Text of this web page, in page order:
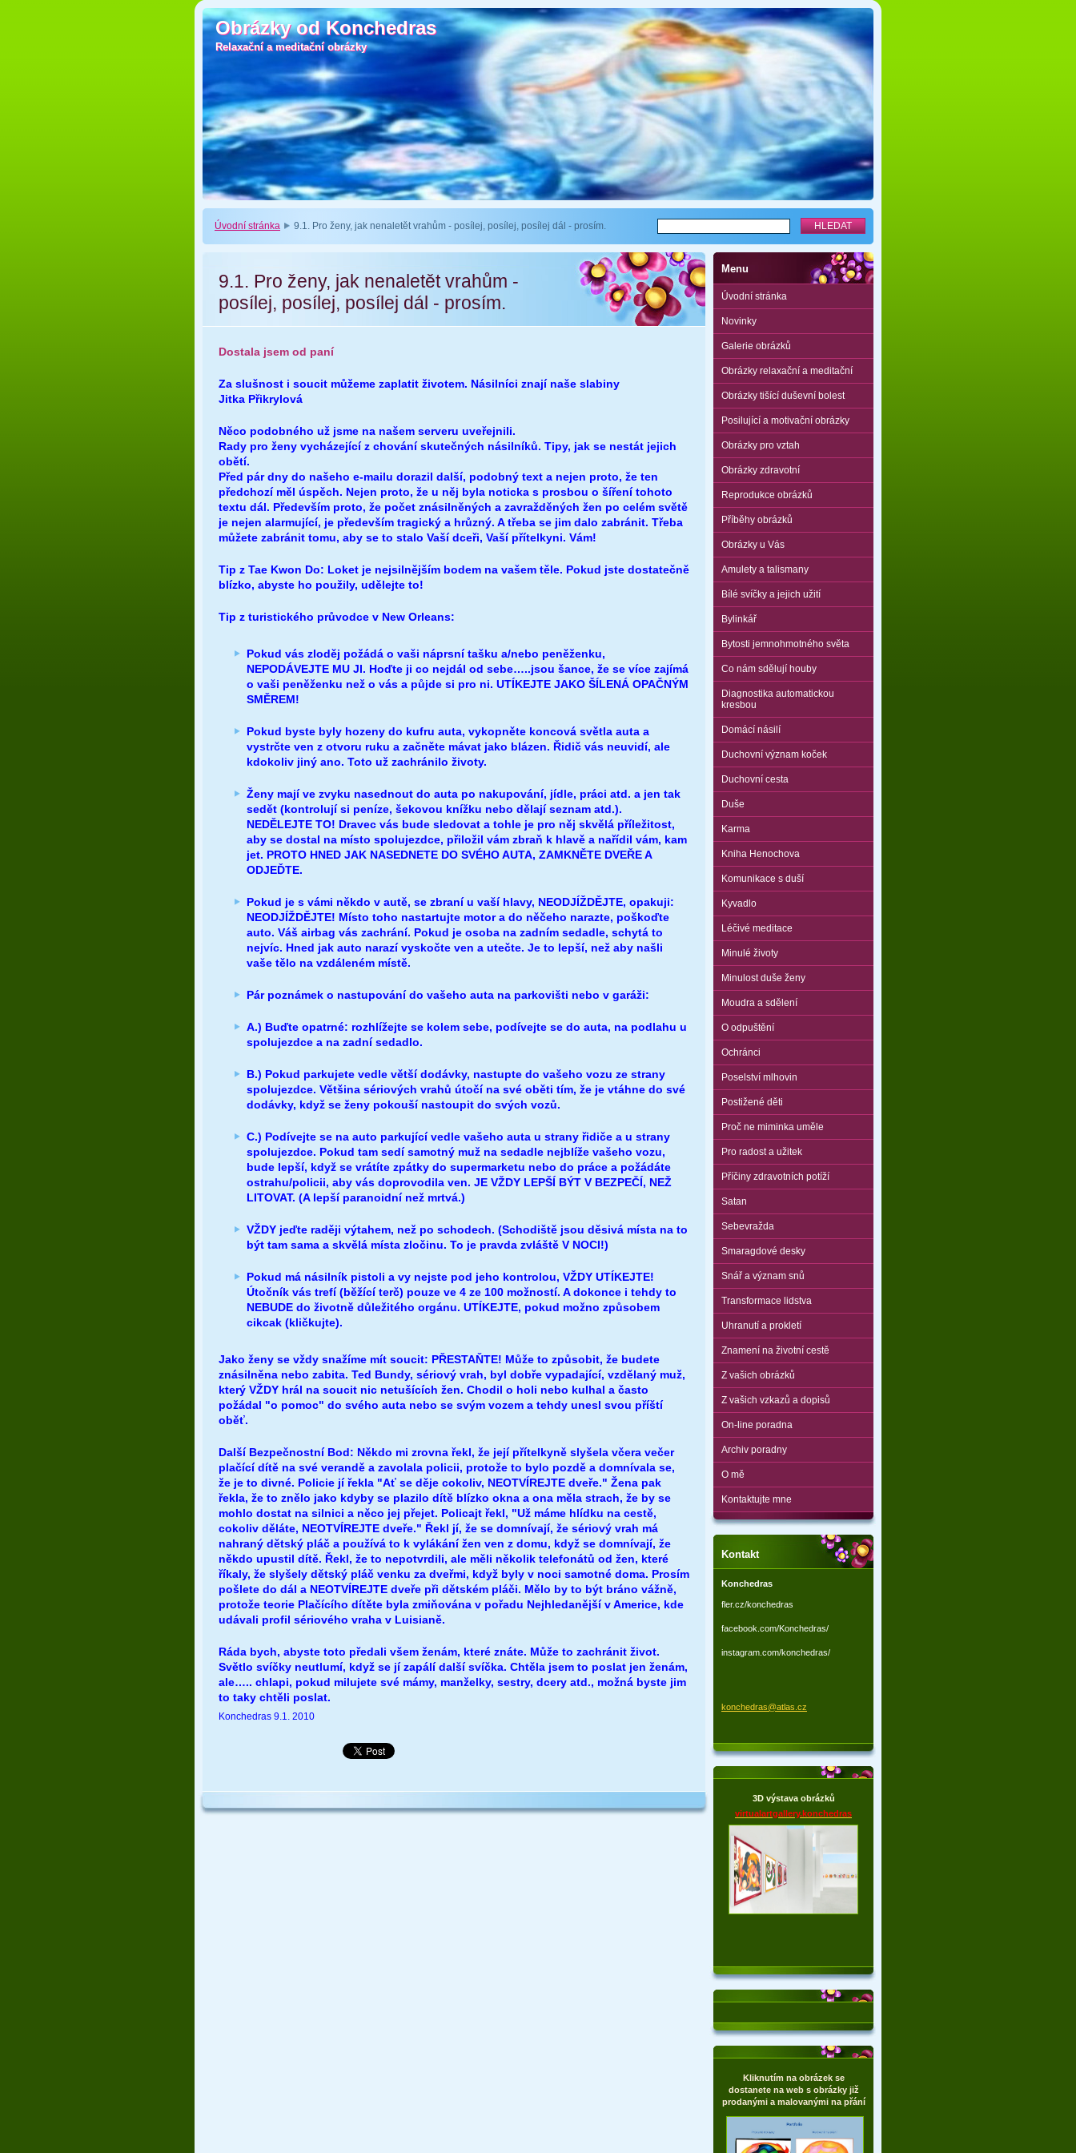
Obrázky od Konchedras
Obrázky od Konchedras
Relaxační a meditační obrázky
Relaxační a meditační obrázky
Úvodní stránka 9.1. Pro ženy, jak nenaletět vrahům - posílej, posílej, posílej dál - prosím.
9.1. Pro ženy, jak nenaletět vrahům -
posílej, posílej, posílej dál - prosím.
Dostala jsem od paní
Za slušnost i soucit můžeme zaplatit životem. Násilníci znají naše slabiny
Jitka Přikrylová
Něco podobného už jsme na našem serveru uveřejnili.
Rady pro ženy vycházející z chování skutečných násilníků. Tipy, jak se nestát jejich
obětí.
Před pár dny do našeho e-mailu dorazil další, podobný text a nejen proto, že ten
předchozí měl úspěch. Nejen proto, že u něj byla noticka s prosbou o šíření tohoto
textu dál. Především proto, že počet znásilněných a zavražděných žen po celém světě
je nejen alarmující, je především tragický a hrůzný. A třeba se jim dalo zabránit. Třeba
můžete zabránit tomu, aby se to stalo Vaší dceři, Vaší přítelkyni. Vám!
Tip z Tae Kwon Do: Loket je nejsilnějším bodem na vašem těle. Pokud jste dostatečně
blízko, abyste ho použily, udělejte to!
Tip z turistického průvodce v New Orleans:
Pokud vás zloděj požádá o vaši náprsní tašku a/nebo peněženku,
NEPODÁVEJTE MU JI. Hoďte ji co nejdál od sebe…..jsou šance, že se více zajímá
o vaši peněženku než o vás a půjde si pro ni. UTÍKEJTE JAKO ŠÍLENÁ OPAČNÝM
SMĚREM!
Pokud byste byly hozeny do kufru auta, vykopněte koncová světla auta a
vystrčte ven z otvoru ruku a začněte mávat jako blázen. Řidič vás neuvidí, ale
kdokoliv jiný ano. Toto už zachránilo životy.
Ženy mají ve zvyku nasednout do auta po nakupování, jídle, práci atd. a jen tak
sedět (kontrolují si peníze, šekovou knížku nebo dělají seznam atd.).
NEDĚLEJTE TO! Dravec vás bude sledovat a tohle je pro něj skvělá příležitost,
aby se dostal na místo spolujezdce, přiložil vám zbraň k hlavě a nařídil vám, kam
jet. PROTO HNED JAK NASEDNETE DO SVÉHO AUTA, ZAMKNĚTE DVEŘE A
ODJEĎTE.
Pokud je s vámi někdo v autě, se zbraní u vaší hlavy, NEODJÍŽDĚJTE, opakuji:
NEODJÍŽDĚJTE! Místo toho nastartujte motor a do něčeho narazte, poškoďte
auto. Váš airbag vás zachrání. Pokud je osoba na zadním sedadle, schytá to
nejvíc. Hned jak auto narazí vyskočte ven a utečte. Je to lepší, než aby našli
vaše tělo na vzdáleném místě.
Pár poznámek o nastupování do vašeho auta na parkovišti nebo v garáži:
A.) Buďte opatrné: rozhlížejte se kolem sebe, podívejte se do auta, na podlahu u
spolujezdce a na zadní sedadlo.
B.) Pokud parkujete vedle větší dodávky, nastupte do vašeho vozu ze strany
spolujezdce. Většina sériových vrahů útočí na své oběti tím, že je vtáhne do své
dodávky, když se ženy pokouší nastoupit do svých vozů.
C.) Podívejte se na auto parkující vedle vašeho auta u strany řidiče a u strany
spolujezdce. Pokud tam sedí samotný muž na sedadle nejblíže vašeho vozu,
bude lepší, když se vrátíte zpátky do supermarketu nebo do práce a požádáte
ostrahu/policii, aby vás doprovodila ven. JE VŽDY LEPŠÍ BÝT V BEZPEČÍ, NEŽ
LITOVAT. (A lepší paranoidní než mrtvá.)
VŽDY jeďte raději výtahem, než po schodech. (Schodiště jsou děsivá místa na to
být tam sama a skvělá místa zločinu. To je pravda zvláště V NOCI!)
Pokud má násilník pistoli a vy nejste pod jeho kontrolou, VŽDY UTÍKEJTE!
Útočník vás trefí (běžící terč) pouze ve 4 ze 100 možností. A dokonce i tehdy to
NEBUDE do životně důležitého orgánu. UTÍKEJTE, pokud možno způsobem
cikcak (kličkujte).
Jako ženy se vždy snažíme mít soucit: PŘESTAŇTE! Může to způsobit, že budete
znásilněna nebo zabita. Ted Bundy, sériový vrah, byl dobře vypadající, vzdělaný muž,
který VŽDY hrál na soucit nic netušících žen. Chodil o holi nebo kulhal a často
požádal "o pomoc" do svého auta nebo se svým vozem a tehdy unesl svou příští
oběť.
Další Bezpečnostní Bod: Někdo mi zrovna řekl, že její přítelkyně slyšela včera večer
plačící dítě na své verandě a zavolala policii, protože to bylo pozdě a domnívala se,
že je to divné. Policie jí řekla "Ať se děje cokoliv, NEOTVÍREJTE dveře." Žena pak
řekla, že to znělo jako kdyby se plazilo dítě blízko okna a ona měla strach, že by se
mohlo dostat na silnici a něco jej přejet. Policajt řekl, "Už máme hlídku na cestě,
cokoliv děláte, NEOTVÍREJTE dveře." Řekl jí, že se domnívají, že sériový vrah má
nahraný dětský pláč a používá to k vylákání žen ven z domu, když se domnívají, že
někdo upustil dítě. Řekl, že to nepotvrdili, ale měli několik telefonátů od žen, které
říkaly, že slyšely dětský pláč venku za dveřmi, když byly v noci samotné doma. Prosím
pošlete do dál a NEOTVÍREJTE dveře při dětském pláči. Mělo by to být bráno vážně,
protože teorie Plačícího dítěte byla zmiňována v pořadu Nejhledanější v Americe, kde
udávali profil sériového vraha v Luisianě.
Ráda bych, abyste toto předali všem ženám, které znáte. Může to zachránit život.
Světlo svíčky neutlumí, když se jí zapálí další svíčka. Chtěla jsem to poslat jen ženám,
ale….. chlapi, pokud milujete své mámy, manželky, sestry, dcery atd., možná byste jim
to taky chtěli poslat.
Konchedras 9.1. 2010
Menu
Úvodní stránka
Novinky
Galerie obrázků
Obrázky relaxační a meditační
Obrázky tišící duševní bolest
Posilující a motivační obrázky
Obrázky pro vztah
Obrázky zdravotní
Reprodukce obrázků
Příběhy obrázků
Obrázky u Vás
Amulety a talismany
Bílé svíčky a jejich užití
Bylinkář
Bytosti jemnohmotného světa
Co nám sdělují houby
Diagnostika automatickou
kresbou
Domácí násilí
Duchovní význam koček
Duchovní cesta
Duše
Karma
Kniha Henochova
Komunikace s duší
Kyvadlo
Léčivé meditace
Minulé životy
Minulost duše ženy
Moudra a sdělení
O odpuštění
Ochránci
Poselství mlhovin
Postižené děti
Proč ne miminka uměle
Pro radost a užitek
Příčiny zdravotních potíží
Satan
Sebevražda
Smaragdové desky
Snář a význam snů
Transformace lidstva
Uhranutí a prokletí
Znamení na životní cestě
Z vašich obrázků
Z vašich vzkazů a dopisů
On-line poradna
Archiv poradny
O mě
Kontaktujte mne
Kontakt
Konchedras
fler.cz/konchedras
facebook.com/Konchedras/
instagram.com/konchedras/
konchedras@atlas .cz
3D výstava obrázků
virtualartgallery.konchedras
Kliknutím na obrázek se
dostanete na web s obrázky již
prodanými a malovanými na přání